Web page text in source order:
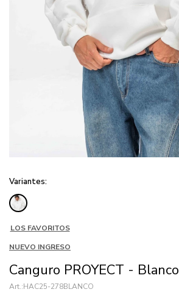
LOS FAVORITOS
NUEVO INGRESO
Canguro PROYECT - Blanco
HAC25-278BLANCO
Variantes: